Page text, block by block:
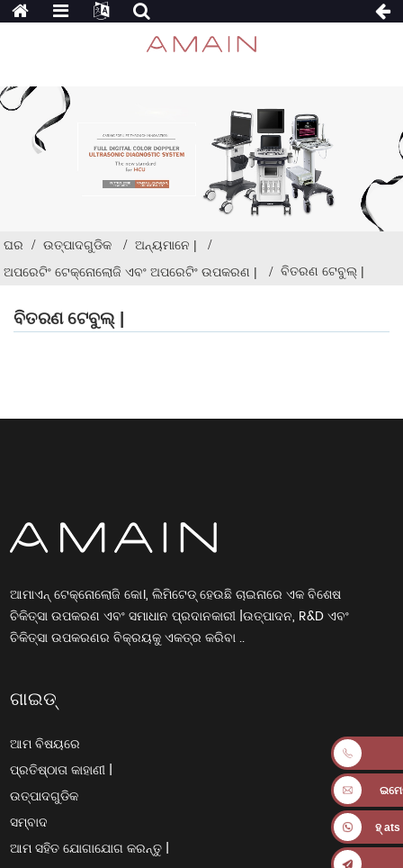
ଘର ଉତ୍ପାଦଗୁଡିକ
ଅନ୍ୟମାନେ |
ଅପରେଟିଂ ଟେକ୍ନୋଲୋଜି ଏବଂ ଅପରେଟିଂ ଉପକରଣ |
ବିତରଣ ଟେବୁଲ୍ |
ବିତରଣ ଟେବୁଲ୍ |
ଆମାଏନ୍ ଟେକ୍ନୋଲୋଜି କୋ।, ଲିମିଟେଡ୍ ହେଉଛି ଚାଇନାରେ ଏକ ବିଶେଷ
ଚିକିତ୍ସା ଉପକରଣ ଏବଂ ସମାଧାନ ପ୍ରଦାନକାରୀ |ଉତ୍ପାଦନ, R&D ଏବଂ
ଚିକିତ୍ସା ଉପକରଣର ବିକ୍ରୟକୁ ଏକତ୍ର କରିବା ..
ଗାଇଡ୍
ଆମ ବିଷୟରେ
ପ୍ରତିଷ୍ଠାତା କାହାଣୀ |
ଉତ୍ପାଦଗୁଡିକ
ସମ୍ବାଦ
ଆମ ସହିତ ଯୋଗାଯୋଗ କରନ୍ତୁ |
ହ୍